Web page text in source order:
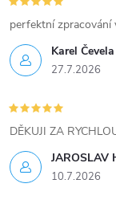
v
ý
p
i
s
u
Karel Čevela
27.7.2026
perfektní
JAROSLAV
10.7.2026
DĚKUJI ZA